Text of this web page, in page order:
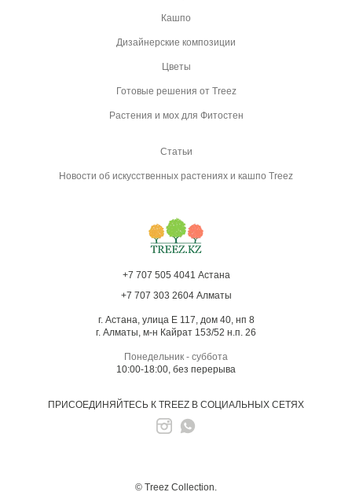
Кашпо
Дизайнерские композиции
Цветы
Готовые решения от Treez
Растения и мох для Фитостен
Статьи
Новости об искусственных растениях и кашпо Treez
+7 707 505 4041 Астана
+7 707 303 2604 Алматы
г. Астана, улица Е 117, дом 40, нп 8
г. Алматы, м-н Кайрат 153/52 н.п. 26
Понедельник - суббота
10:00-18:00, без перерыва
ПРИСОЕДИНЯЙТЕСЬ К TREEZ В СОЦИАЛЬНЫХ СЕТЯХ
© Treez Collection.